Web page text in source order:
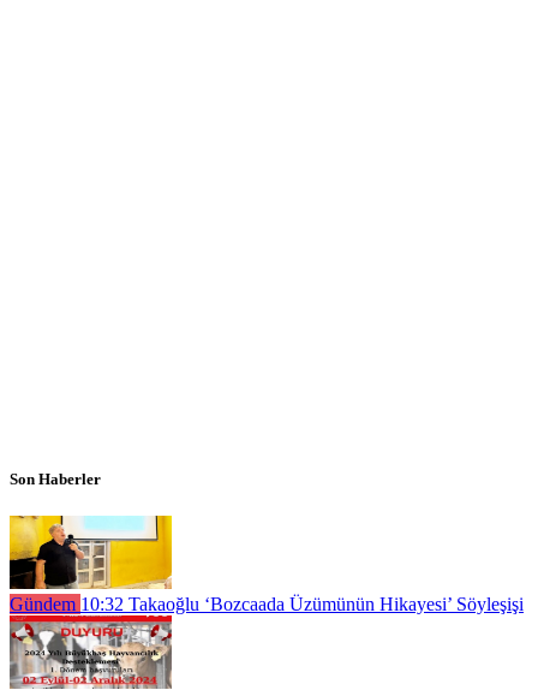
Son Haberler
Gündem 10:32 Takaoğlu ‘Bozcaada Üzümünün Hikayesi’ Söyleşişi